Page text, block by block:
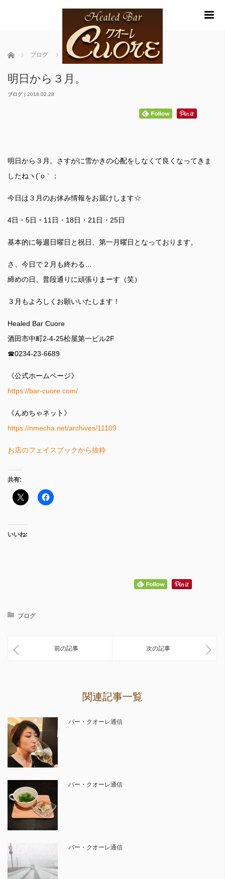
ホーム ブログ 明日から３月。
明日から３月。
ブログ | 2018.02.28
明日から３月。さすがに雪かきの心配をしなくて良くなってきま
したねヽ(´o｀；
今日は３月のお休み情報をお届けします☆
4日・5日・11日・18日・21日・25日
基本的に毎週日曜日と祝日、第一月曜日となっております。
さ、今日で２月も終わる…
締めの日、普段通りに頑張りまーす（笑）
３月もよろしくお願いいたします！
Healed Bar Cuore
酒田市中町2-4-25松屋第一ビル2F
☎0234-23-6689
《公式ホームページ》
https://bar-cuore.com/
《んめちゃネット》
https://nmecha.net/archives/11109
お店のフェイスブックから抜粋
共有:
いいね:
ブログ
前の記事 次の記事
関連記事一覧
バー・クオーレ通信
バー・クオーレ通信
バー・クオーレ通信